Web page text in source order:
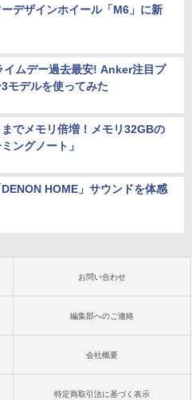
デザインホイール「M6」に新
ムデー過去最安! Anker注目プ
モデルを使ってみた
でメモリ倍増！メモリ32GBの
ングノート」
HOME」サウンドを体感
お問い合わせ
編集部へのご連絡
会社概要
特定商取引法に基づく表示